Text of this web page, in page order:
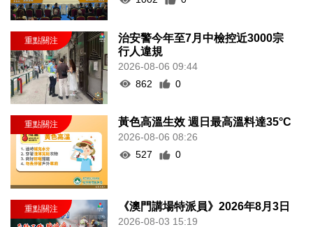
治安警今年至7月中檢控近3000宗
行人違規
2026-08-06 09:44
862
0
黃色高溫生效 週日最高溫料達35°C
2026-08-06 08:26
527
0
《澳門講場特派員》2026年8月3日
2026-08-03 15:19